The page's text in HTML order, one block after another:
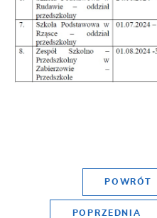
POWRÓT
POPRZEDNIA